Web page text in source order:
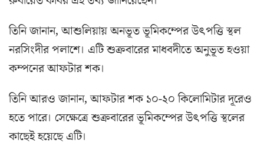
তিনি জানান, আশুলিয়ায় অনভূত ভূমিকম্পের উৎপত্তি স্থল
নরসিংদীর পলাশে। এটি শুক্রবারের মাধবদীতে অনুভূত হওয়া
কম্পনের আফটার শক।
তিনি আরও জানান, আফটার শক ১০-২০ কিলোমিটার দূরেও
হতে পারে। সেক্ষেত্রে শুক্রবারের ভূমিকম্পের উৎপত্তি স্থলের
কাছেই হয়েছে এটি।